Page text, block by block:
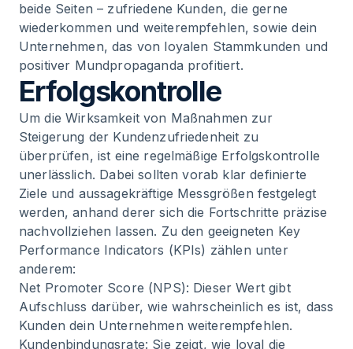
beide Seiten – zufriedene Kunden, die gerne
wiederkommen und weiterempfehlen, sowie dein
Unternehmen, das von loyalen Stammkunden und
positiver Mundpropaganda profitiert.
Erfolgskontrolle
Um die Wirksamkeit von Maßnahmen zur
Steigerung der Kundenzufriedenheit zu
überprüfen, ist eine regelmäßige Erfolgskontrolle
unerlässlich. Dabei sollten vorab klar definierte
Ziele und aussagekräftige Messgrößen festgelegt
werden, anhand derer sich die Fortschritte präzise
nachvollziehen lassen. Zu den geeigneten Key
Performance Indicators (KPIs) zählen unter
anderem:
Net Promoter Score (NPS): Dieser Wert gibt
Aufschluss darüber, wie wahrscheinlich es ist, dass
Kunden dein Unternehmen weiterempfehlen.
Kundenbindungsrate: Sie zeigt, wie loyal die